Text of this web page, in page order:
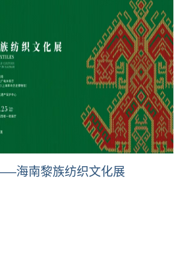
海南黎族纺织文化展